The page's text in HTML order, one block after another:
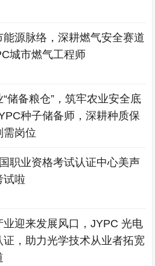
能源脉络，深耕燃气安全赛道
城市燃气工程师
储备粮仓”，筑牢农业安全底
种子储备师，深耕种质保
需岗位
职业资格考试认证中心美声
试啦
业迎来发展风口，JYPC 光电
证，助力光学技术从业者拓宽